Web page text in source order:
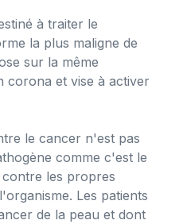
à traiter le
la plus maligne de
sur la même
corona et vise à activer
le cancer n'est pas
comme c'est le
contre les propres
Les patients
de la peau et dont